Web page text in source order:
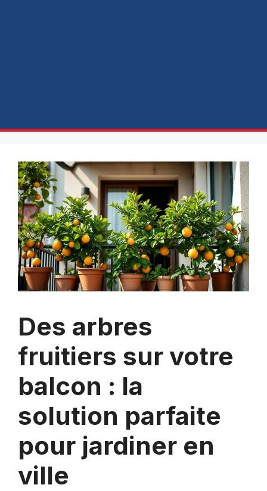
Des arbres
fruitiers sur votre
balcon : la
solution parfaite
pour jardiner en
ville